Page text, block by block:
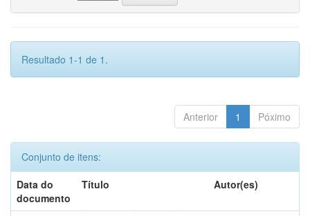
Resultado 1-1 de 1.
Anterior 1 Póximo
Conjunto de itens:
Data do
documento
Título Autor(es)